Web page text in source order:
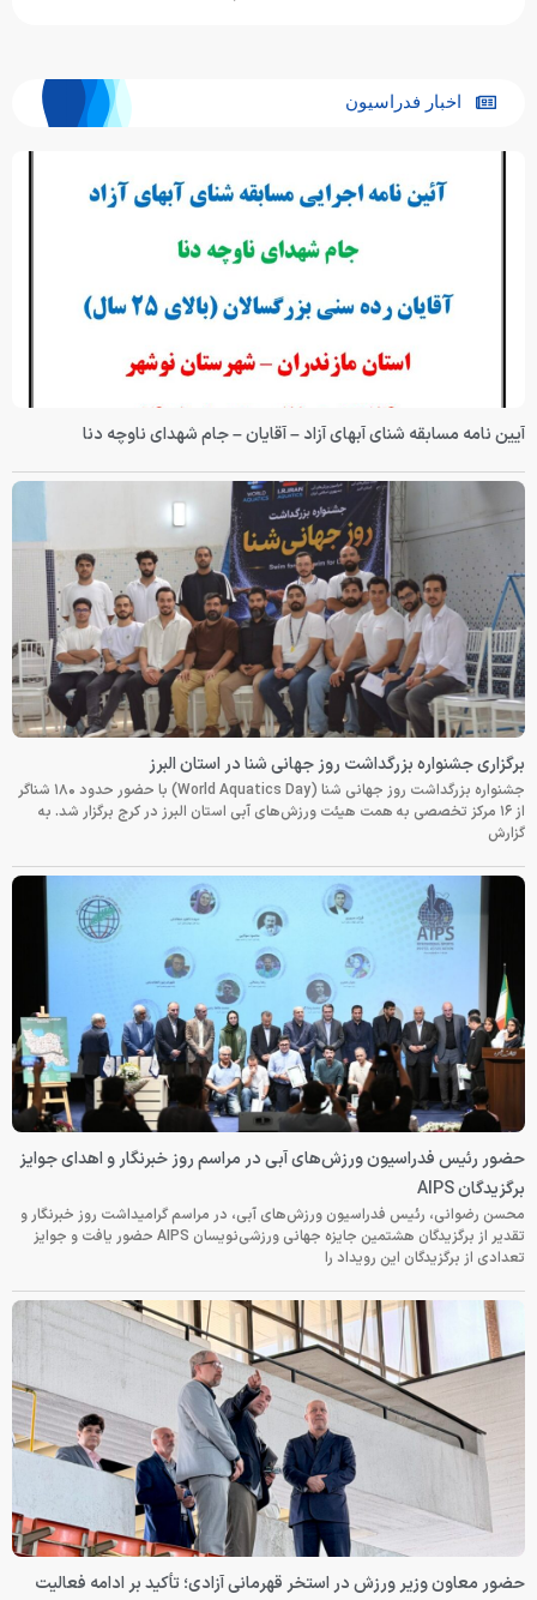
اخبار فدراسیون
آیین نامه مسابقه شنای آبهای آزاد – آقایان – جام شهدای ناوچه دنا
برگزاری جشنواره بزرگداشت روز جهانی شنا در استان البرز
جشنواره بزرگداشت روز جهانی شنا (World Aquatics Day) با حضور حدود ۱۸۰ شناگر
از ۱۶ مرکز تخصصی به همت هیئت ورزش‌های آبی استان البرز در کرج برگزار شد. به
گزارش
حضور رئیس فدراسیون ورزش‌های آبی در مراسم روز خبرنگار و اهدای جوایز
برگزیدگان AIPS
محسن رضوانی، رئیس فدراسیون ورزش‌های آبی، در مراسم گرامیداشت روز خبرنگار و
تقدیر از برگزیدگان هشتمین جایزه جهانی ورزشی‌نویسان AIPS حضور یافت و جوایز
تعدادی از برگزیدگان این رویداد را
حضور معاون وزیر ورزش در استخر قهرمانی آزادی؛ تأکید بر ادامه فعالیت